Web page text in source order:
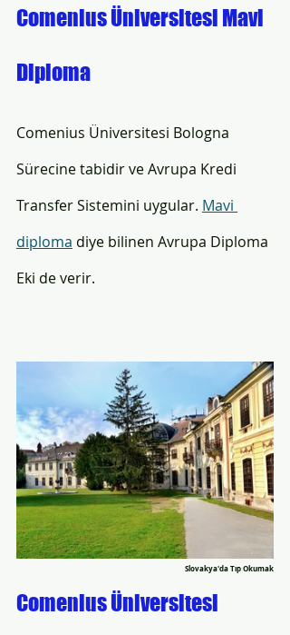
Comenius Üniversitesi Mavi
Diploma
Comenius Üniversitesi Bologna
Sürecine tabidir ve Avrupa Kredi
Transfer Sistemini uygular. Mavi
diploma diye bilinen Avrupa Diploma
Eki de verir.
Slovakya'da Tıp Okumak
Comenius Üniversitesi